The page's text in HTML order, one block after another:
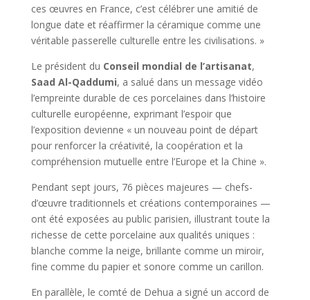
ces œuvres en France, c’est célébrer une amitié de
longue date et réaffirmer la céramique comme une
véritable passerelle culturelle entre les civilisations. »
Le président du Conseil mondial de l’artisanat,
Saad Al-Qaddumi, a salué dans un message vidéo
l’empreinte durable de ces porcelaines dans l’histoire
culturelle européenne, exprimant l’espoir que
l’exposition devienne « un nouveau point de départ
pour renforcer la créativité, la coopération et la
compréhension mutuelle entre l’Europe et la Chine ».
Pendant sept jours, 76 pièces majeures — chefs-
d’œuvre traditionnels et créations contemporaines —
ont été exposées au public parisien, illustrant toute la
richesse de cette porcelaine aux qualités uniques :
blanche comme la neige, brillante comme un miroir,
fine comme du papier et sonore comme un carillon.
En parallèle, le comté de Dehua a signé un accord de